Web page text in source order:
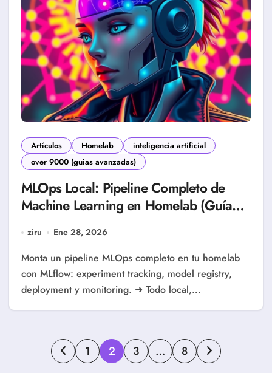
Artículos Homelab
inteligencia artificial
over 9000 (guias avanzadas)
MLOps Local: Pipeline Completo de
Machine Learning en Homelab (Guía
ziru Ene 28, 2026
Monta un pipeline MLOps completo en tu homelab
con MLflow: experiment tracking, model registry,
deployment y monitoring. ➜ Todo local,…
Paginación
1 2 3 … 8